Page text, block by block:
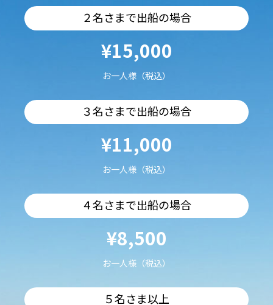
２名さまで出船の場合
¥15,000
お一人様（税込）
３名さまで出船の場合
¥11,000
お一人様（税込）
４名さまで出船の場合
¥8,500
お一人様（税込）
５名さま以上